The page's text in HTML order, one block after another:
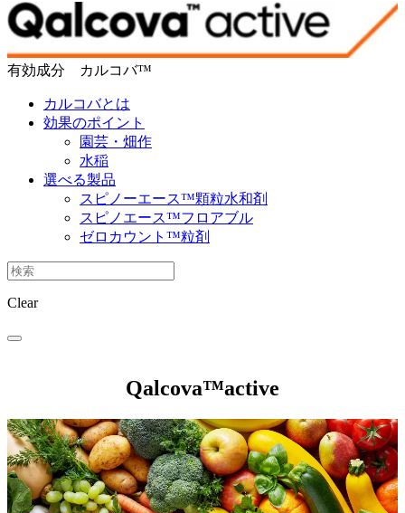
有効成分 カルコバ™
カルコバとは
効果のポイント
園芸・畑作
水稲
選べる製品
スピノーエース™顆粒水和剤
スピノエース™フロアブル
ゼロカウント™粒剤
Clear
Qalcova™active